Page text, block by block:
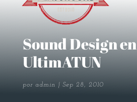
Sound Design en
UltimATUN
por admin Sep 28, 2010